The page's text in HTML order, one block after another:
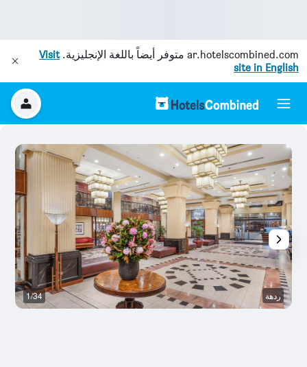
ar.hotelscombined.com متوفر أيضاً باللغة الإنجليزية.Visit
site in English
ردهة 1/34